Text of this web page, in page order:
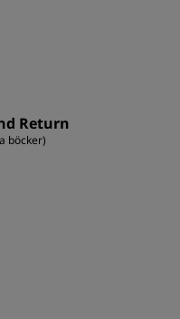
Return
böcker)